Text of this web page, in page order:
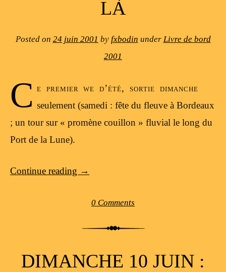
LÀ
Posted on 24 juin 2001 by fxbodin under Livre de bord
2001
C e premier we d’été, sortie dimanche
seulement (samedi : fête du fleuve à Bordeaux
; un tour sur « promène couillon » fluvial le long du
Port de la Lune).
Continue reading →
0 Comments
DIMANCHE 10 JUIN :